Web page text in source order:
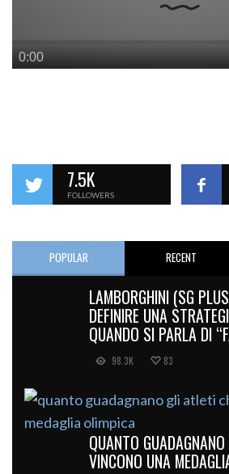
7.5K
FOLLOWERS
POPULAR RECENT
LAMBORGHINI (SG
DEFINIRE UNA
QUANDO SI PARLA DI
98.3K 83
QUANTO
VINCONO UNA